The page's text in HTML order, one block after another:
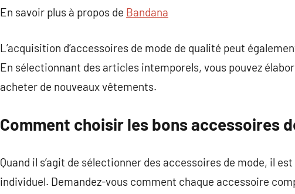
En savoir plus à propos de Bandana
L’acquisition d’accessoires de mode de qualité peut
En sélectionnant des articles intemporels, vous pouvez
acheter de nouveaux vêtements.
Comment choisir les bons accessoires
Quand il s’agit de sélectionner des accessoires de mode, il
individuel. Demandez-vous comment chaque accessoire